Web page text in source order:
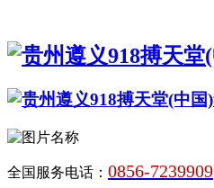
全国服务电话： 0856-7239909